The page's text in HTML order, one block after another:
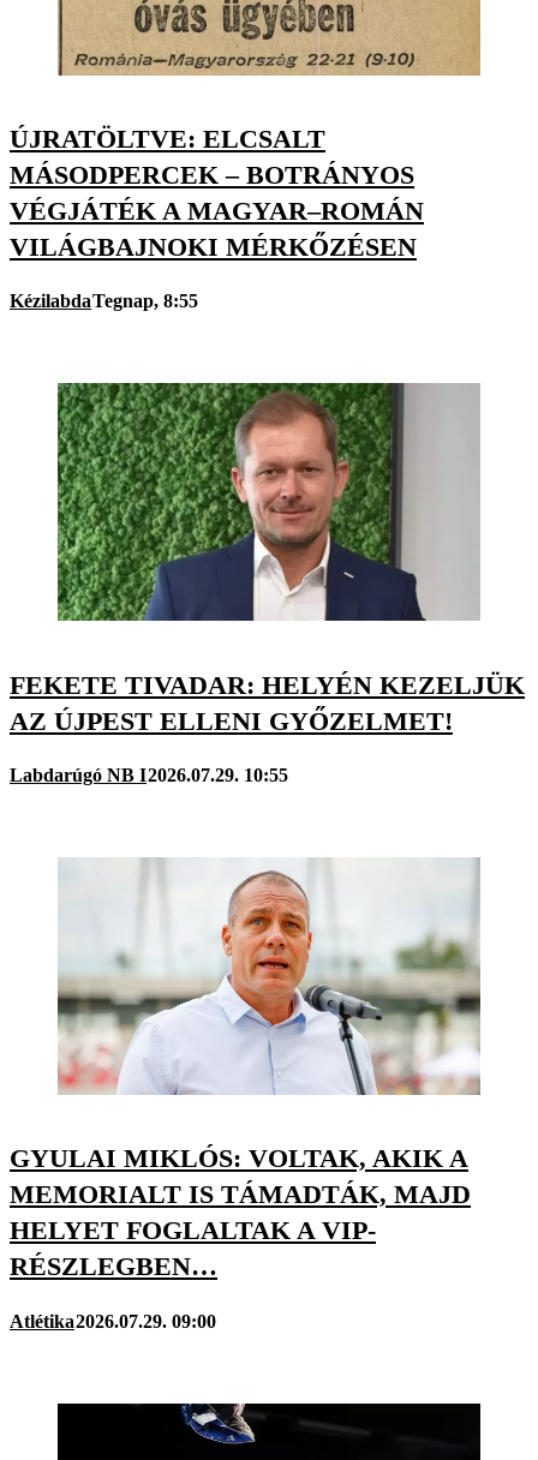
ÚJRATÖLTVE: ELCSALT
MÁSODPERCEK – BOTRÁNYOS
VÉGJÁTÉK A MAGYAR–ROMÁN
VILÁGBAJNOKI MÉRKŐZÉSEN
KézilabdaTegnap, 8:55
FEKETE TIVADAR: HELYÉN KEZELJÜK
AZ ÚJPEST ELLENI GYŐZELMET!
Labdarúgó NB I2026.07.29. 10:55
GYULAI MIKLÓS: VOLTAK, AKIK A
MEMORIALT IS TÁMADTÁK, MAJD
HELYET FOGLALTAK A VIP-
RÉSZLEGBEN…
Atlétika2026.07.29. 09:00